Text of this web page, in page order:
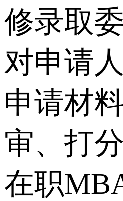
修录取
对申请
申请材
审、打
在职